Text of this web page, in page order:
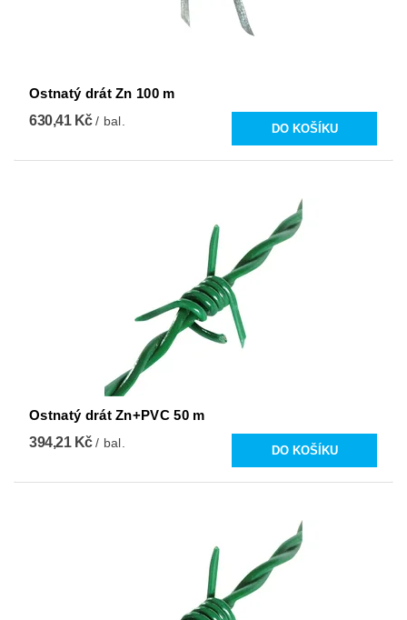
Ostnatý drát Zn 100 m
630,41 Kč/ bal.
Ostnatý drát Zn+PVC 50 m
394,21 Kč/ bal.